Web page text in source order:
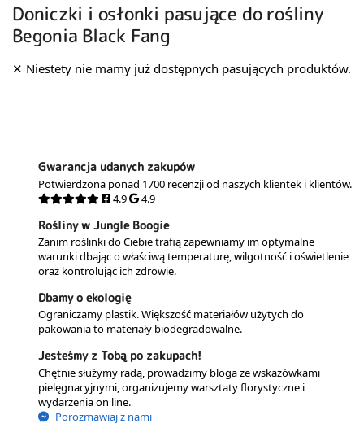
Doniczki i osłonki pasujące do rośliny
Begonia Black Fang
Gwarancja udanych zakupów
Potwierdzona ponad 1700 recenzji od naszych klientek i klientów.
4.9
4.9
Rośliny w Jungle Boogie
Zanim roślinki do Ciebie trafią zapewniamy im optymalne
warunki dbając o właściwą temperaturę, wilgotność i oświetlenie
oraz kontrolując ich zdrowie.
Dbamy o ekologię
Ograniczamy plastik. Większość materiałów użytych do
pakowania to materiały biodegradowalne.
Jesteśmy z Tobą po zakupach!
Chętnie służymy radą, prowadzimy bloga ze wskazówkami
pielęgnacyjnymi, organizujemy warsztaty florystyczne i
wydarzenia on line.
Porozmawiaj z nami